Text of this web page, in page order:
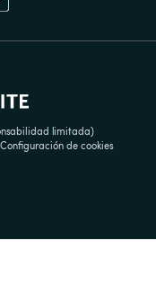
limitada)
Configuración de cookies